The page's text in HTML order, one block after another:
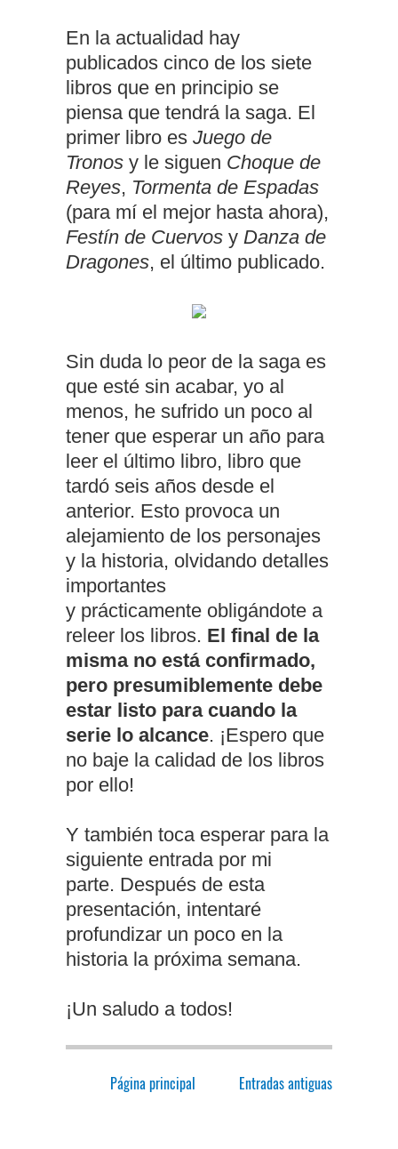
En la actualidad hay
publicados cinco de los siete
libros que en principio se
piensa que tendrá la saga. El
primer libro es Juego de
Tronos y le siguen Choque de
Reyes, Tormenta de Espadas
(para mí el mejor hasta ahora),
Festín de Cuervos y Danza de
Dragones, el último publicado.
Sin duda lo peor de la saga es
que esté sin acabar, yo al
menos, he sufrido un poco al
tener que esperar un año para
leer el último libro, libro que
tardó seis años desde el
anterior. Esto provoca un
alejamiento de los personajes
y la historia, olvidando detalles
importantes
y prácticamente obligándote a
releer los libros. El final de la
misma no está confirmado,
pero presumiblemente debe
estar listo para cuando la
serie lo alcance. ¡Espero que
no baje la calidad de los libros
por ello!
Y también toca esperar para la
siguiente entrada por mi
parte. Después de esta
presentación, intentaré
profundizar un poco en la
historia la próxima semana.
¡Un saludo a todos!
Entradas antiguas
Página principal